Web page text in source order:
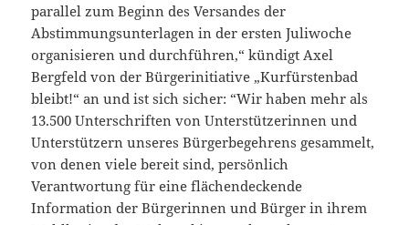
parallel zum Beginn des Versandes der
Abstimmungsunterlagen in der ersten Juliwoche
organisieren und durchführen,“ kündigt Axel
Bergfeld von der Bürgerinitiative „Kurfürstenbad
bleibt!“ an und ist sich sicher: “Wir haben mehr als
13.500 Unterschriften von Unterstützerinnen und
Unterstützern unseres Bürgerbegehrens gesammelt,
von denen viele bereit sind, persönlich
Verantwortung für eine flächendeckende
Information der Bürgerinnen und Bürger in ihrem